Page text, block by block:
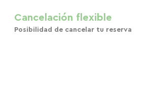
Cancelación flexible
Posibilidad de cancelar tu reserva